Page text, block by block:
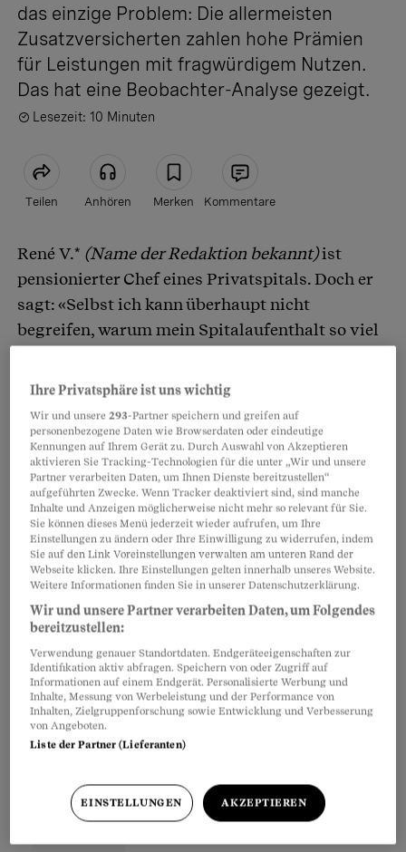
das einzige Problem: Die allermeisten
Zusatzversicherten zahlen hohe Prämien
für Leistungen mit fragwürdigem Nutzen.
Das hat eine Beobachter-Analyse gezeigt.
Lesezeit: 10 Minuten
Teilen Anhören Merken Kommentare
Artikel teilen
René V.* (Name der Redaktion bekannt)ist
pensionierter Chef eines Privatspitals. Doch er
sagt: «Selbst ich kann überhaupt nicht
begreifen, warum mein Spitalaufenthalt so viel
Ansicht nach übertrieben.»
René V. ist 82 und halbprivat versichert. Wegen
Corona musste er für zwei Wochen ins
Lindenhofspital in Bern. «Ich lag in einem
Zweierzimmer, das ich mit einem
allgemeinversicherten Patienten teilen musste.»
Er fragt sich, warum ihm 1300 Franken
zusätzlich für «Hotellerie und Pflege halbprivat»
verrechnet wurden, die der Allgemeinpatient
nicht zahlen musste. «Mir ist nicht klar, welche
Leistungen ich dafür erhielt.»
Partnerinhalte
Ihre Privatsphäre ist uns wichtig
Wir und unsere293-Partner speichern und greifen auf
personenbezogene Daten wie Browserdaten oder eindeutige
Kennungen auf Ihrem Gerät zu. Durch Auswahl von Akzeptieren
aktivieren Sie Tracking-Technologien für die unter „Wir und unsere
Partner verarbeiten Daten, um Ihnen Dienste bereitzustellen“
aufgeführten Zwecke. Wenn Tracker deaktiviert sind, sind manche
Inhalte und Anzeigen möglicherweise nicht mehr so relevant für Sie.
Sie können dieses Menü jederzeit wieder aufrufen, um Ihre
Einstellungen zu ändern oder Ihre Einwilligung zu widerrufen, indem
Sie auf den Link Voreinstellungen verwalten am unteren Rand der
Webseite klicken. Ihre Einstellungen gelten innerhalb unseres Website.
Weitere Informationen finden Sie in unserer Datenschutzerklärung.
Wir und unsere Partner verarbeiten Daten, um Folgendes
bereitzustellen:
Verwendung genauer Standortdaten. Endgeräteeigenschaften zur
Identifikation aktiv abfragen. Speichern von oder Zugriff auf
Informationen auf einem Endgerät. Personalisierte Werbung und
Inhalte, Messung von Werbeleistung und der Performance von
Inhalten, Zielgruppenforschung sowie Entwicklung und Verbesserung
von Angeboten.
Liste der Partner (Lieferanten)
EINSTELLUNGEN AKZEPTIEREN